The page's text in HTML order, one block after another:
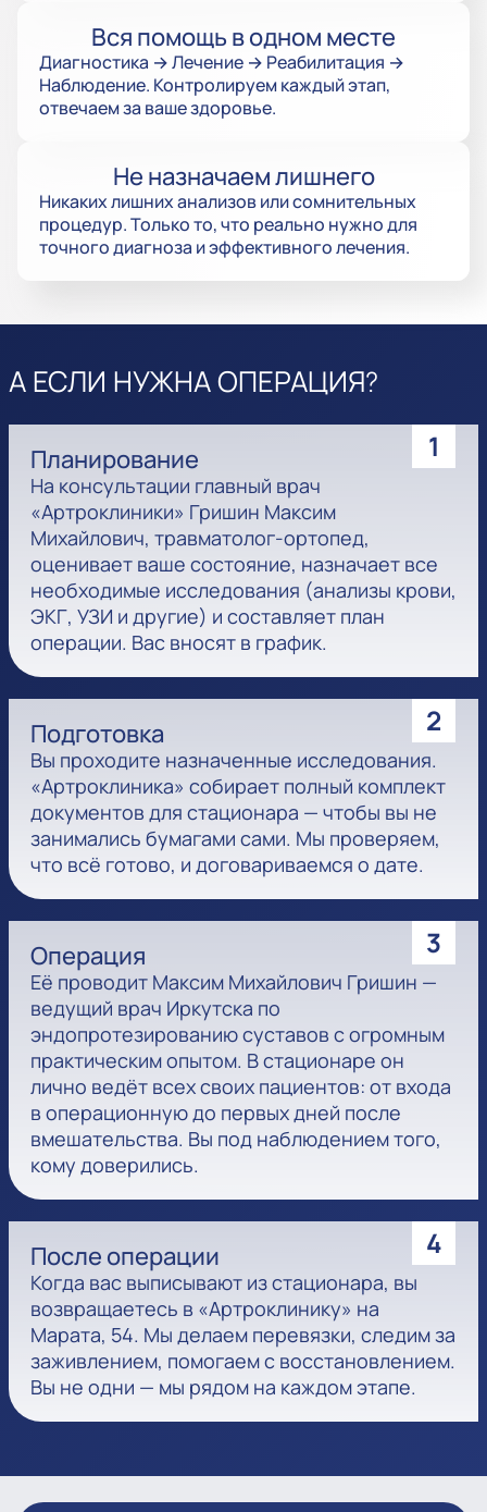
Вся помощь в одном месте
Диагностика → Лечение → Реабилитация →
Наблюдение. Контролируем каждый этап,
отвечаем за ваше здоровье.
Не назначаем лишнего
Никаких лишних анализов или сомнительных
процедур. Только то, что реально нужно для
точного диагноза и эффективного лечения.
А ЕСЛИ НУЖНА ОПЕРАЦИЯ?
1
Планирование
На консультации главный врач
«Артроклиники» Гришин Максим
Михайлович, травматолог-ортопед,
оценивает ваше состояние, назначает все
необходимые исследования (анализы крови,
ЭКГ, УЗИ и другие) и составляет план
операции. Вас вносят в график.
2
Подготовка
Вы проходите назначенные исследования.
«Артроклиника» собирает полный комплект
документов для стационара — чтобы вы не
занимались бумагами сами. Мы проверяем,
что всё готово, и договариваемся о дате.
3
Операция
Её проводит Максим Михайлович Гришин —
ведущий врач Иркутска по
эндопротезированию суставов с огромным
практическим опытом. В стационаре он
лично ведёт всех своих пациентов: от входа
в операционную до первых дней после
вмешательства. Вы под наблюдением того,
кому доверились.
4
После операции
Когда вас выписывают из стационара, вы
возвращаетесь в «Артроклинику» на
Марата, 54. Мы делаем перевязки, следим за
заживлением, помогаем с восстановлением.
Вы не одни — мы рядом на каждом этапе.